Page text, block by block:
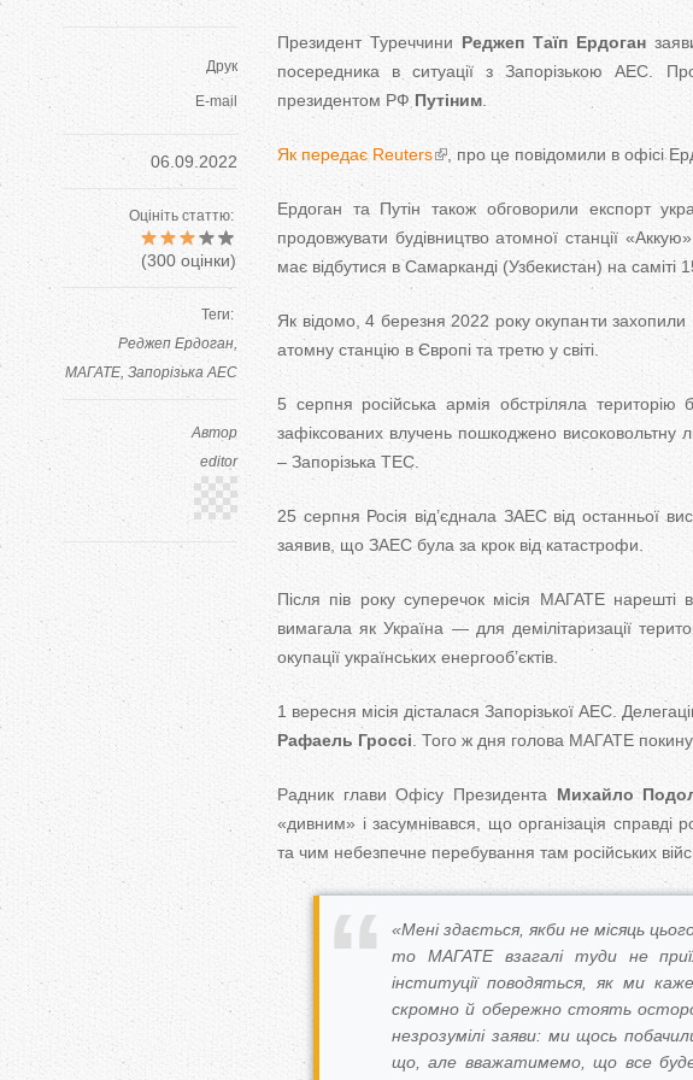
Друк
E-mail
06.09.2022
Оцініть статтю:
(300 оцінки)
Теги:
Реджеп Ердоган
МАГАТЕ Запорізька АЕС
Автор
editor
Президент Туреччини Реджеп Таїп Ердоган
посередника в ситуації з Запорізькою АЕС.
президентом РФ Путіним
Як передає Reuters , про це повідомили в офісі
Ердоган та Путін також обговорили експорт
продовжувати будівництво атомної станції
має відбутися в Самарканді (Узбекистан) на саміті
Як відомо, 4 березня 2022 року окупанти
атомну станцію в Європі та третю у світі.
5 серпня російська армія обстріляла
зафіксованих влучень пошкоджено високовольтну
– Запорізька ТЕС.
25 серпня Росія від’єднала ЗАЕС від останньої
заявив, що ЗАЕС була за крок від катастрофи.
Після пів року суперечок місія МАГАТЕ нарешті
вимагала як Україна — для демілітаризації
окупації українських енергооб’єктів.
1 вересня місія дісталася Запорізької АЕС.
Рафаель Гроссі . Того ж дня голова МАГАТЕ
Радник глави Офісу Президента Михайло
«дивним» і засумнівався, що організація справді
та чим небезпечне перебування там російських
«Мені здається, якби не місяць
то МАГАТЕ взагалі туди не
інституції поводяться, як ми
скромно й обережно стоять
незрозумілі заяви: ми щось
що, але вважатимемо, що все